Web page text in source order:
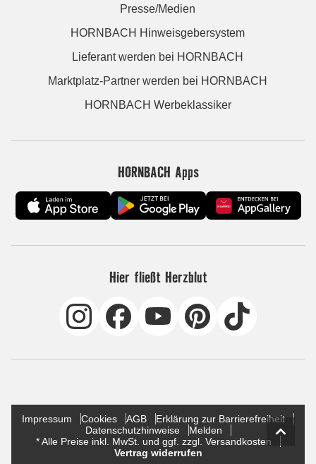
Presse/Medien
HORNBACH Hinweisgebersystem
Lieferant werden bei HORNBACH
Marktplatz-Partner werden bei HORNBACH
HORNBACH Werbeklassiker
HORNBACH Apps
Hier fließt Herzblut
Impressum Cookies AGB
Erklärung zur Barrierefreiheit
Datenschutzhinweise
Melden
* Alle Preise inkl. MwSt. und ggf. zzgl. Versandkosten
Vertrag widerrufen